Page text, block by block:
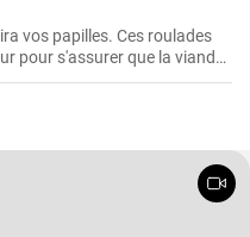
vos papilles. Ces roulades
pour s'assurer que la viande
est imprégnée des
cornichons